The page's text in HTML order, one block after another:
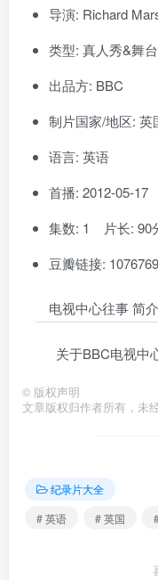
导演: Richard
类型: 真人秀&舞台
出品方: BBC
制片国家/地区: 英
语言: 英语
首播: 2012-05-17
集数: 1 片长: 90
豆瓣链接:
电视中心往事 简介
关于BBC电视中
© 版权声明
文章版权归作者所有，未
纪录片大全
# 英语
# 英国